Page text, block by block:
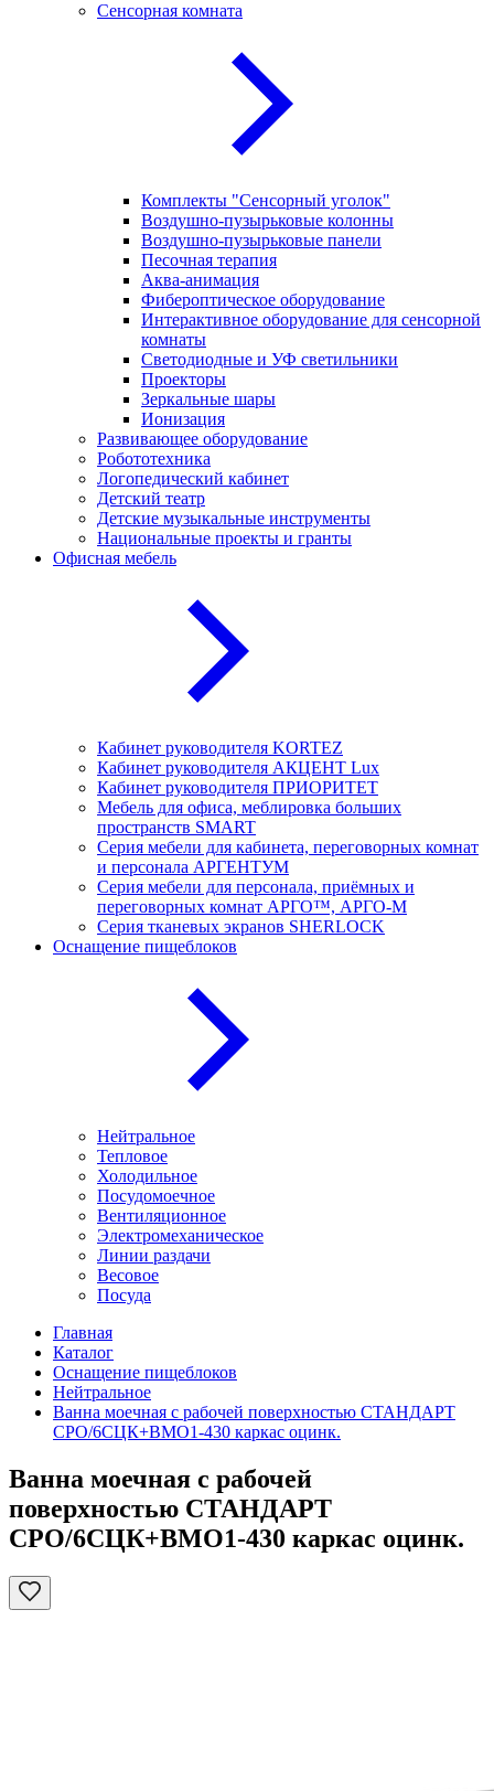
Сенсорная комната
Комплекты "Сенсорный уголок"
Воздушно-пузырьковые колонны
Воздушно-пузырьковые панели
Песочная терапия
Аква-анимация
Фибероптическое оборудование
Интерактивное оборудование для сенсорной
комнаты
Светодиодные и УФ светильники
Проекторы
Зеркальные шары
Ионизация
Развивающее оборудование
Робототехника
Логопедический кабинет
Детский театр
Детские музыкальные инструменты
Национальные проекты и гранты
Офисная мебель
Кабинет руководителя KORTEZ
Кабинет руководителя АКЦЕНТ Lux
Кабинет руководителя ПРИОРИТЕТ
Мебель для офиса, меблировка больших
пространств SMART
Серия мебели для кабинета, переговорных комнат
и персонала АРГЕНТУМ
Серия мебели для персонала, приёмных и
переговорных комнат АРГО™, АРГО-М
Серия тканевых экранов SHERLOCK
Оснащение пищеблоков
Нейтральное
Тепловое
Холодильное
Посудомоечное
Вентиляционное
Электромеханическое
Линии раздачи
Весовое
Посуда
Главная
Каталог
Оснащение пищеблоков
Нейтральное
Ванна моечная с рабочей поверхностью СТАНДАРТ
СРО/6СЦК+ВМО1-430 каркас оцинк.
Ванна моечная с рабочей
поверхностью СТАНДАРТ
СРО/6СЦК+ВМО1-430 каркас оцинк.